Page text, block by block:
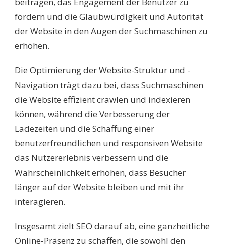
fördern und die Glaubwürdigkeit und Autorität
der Website in den Augen der Suchmaschinen zu
erhöhen.
Die Optimierung der Website-Struktur und -
Navigation trägt dazu bei, dass Suchmaschinen
die Website effizient crawlen und indexieren
können, während die Verbesserung der
Ladezeiten und die Schaffung einer
benutzerfreundlichen und responsiven Website
das Nutzererlebnis verbessern und die
Wahrscheinlichkeit erhöhen, dass Besucher
länger auf der Website bleiben und mit ihr
interagieren.
Insgesamt zielt SEO darauf ab, eine ganzheitliche
Online-Präsenz zu schaffen, die sowohl den